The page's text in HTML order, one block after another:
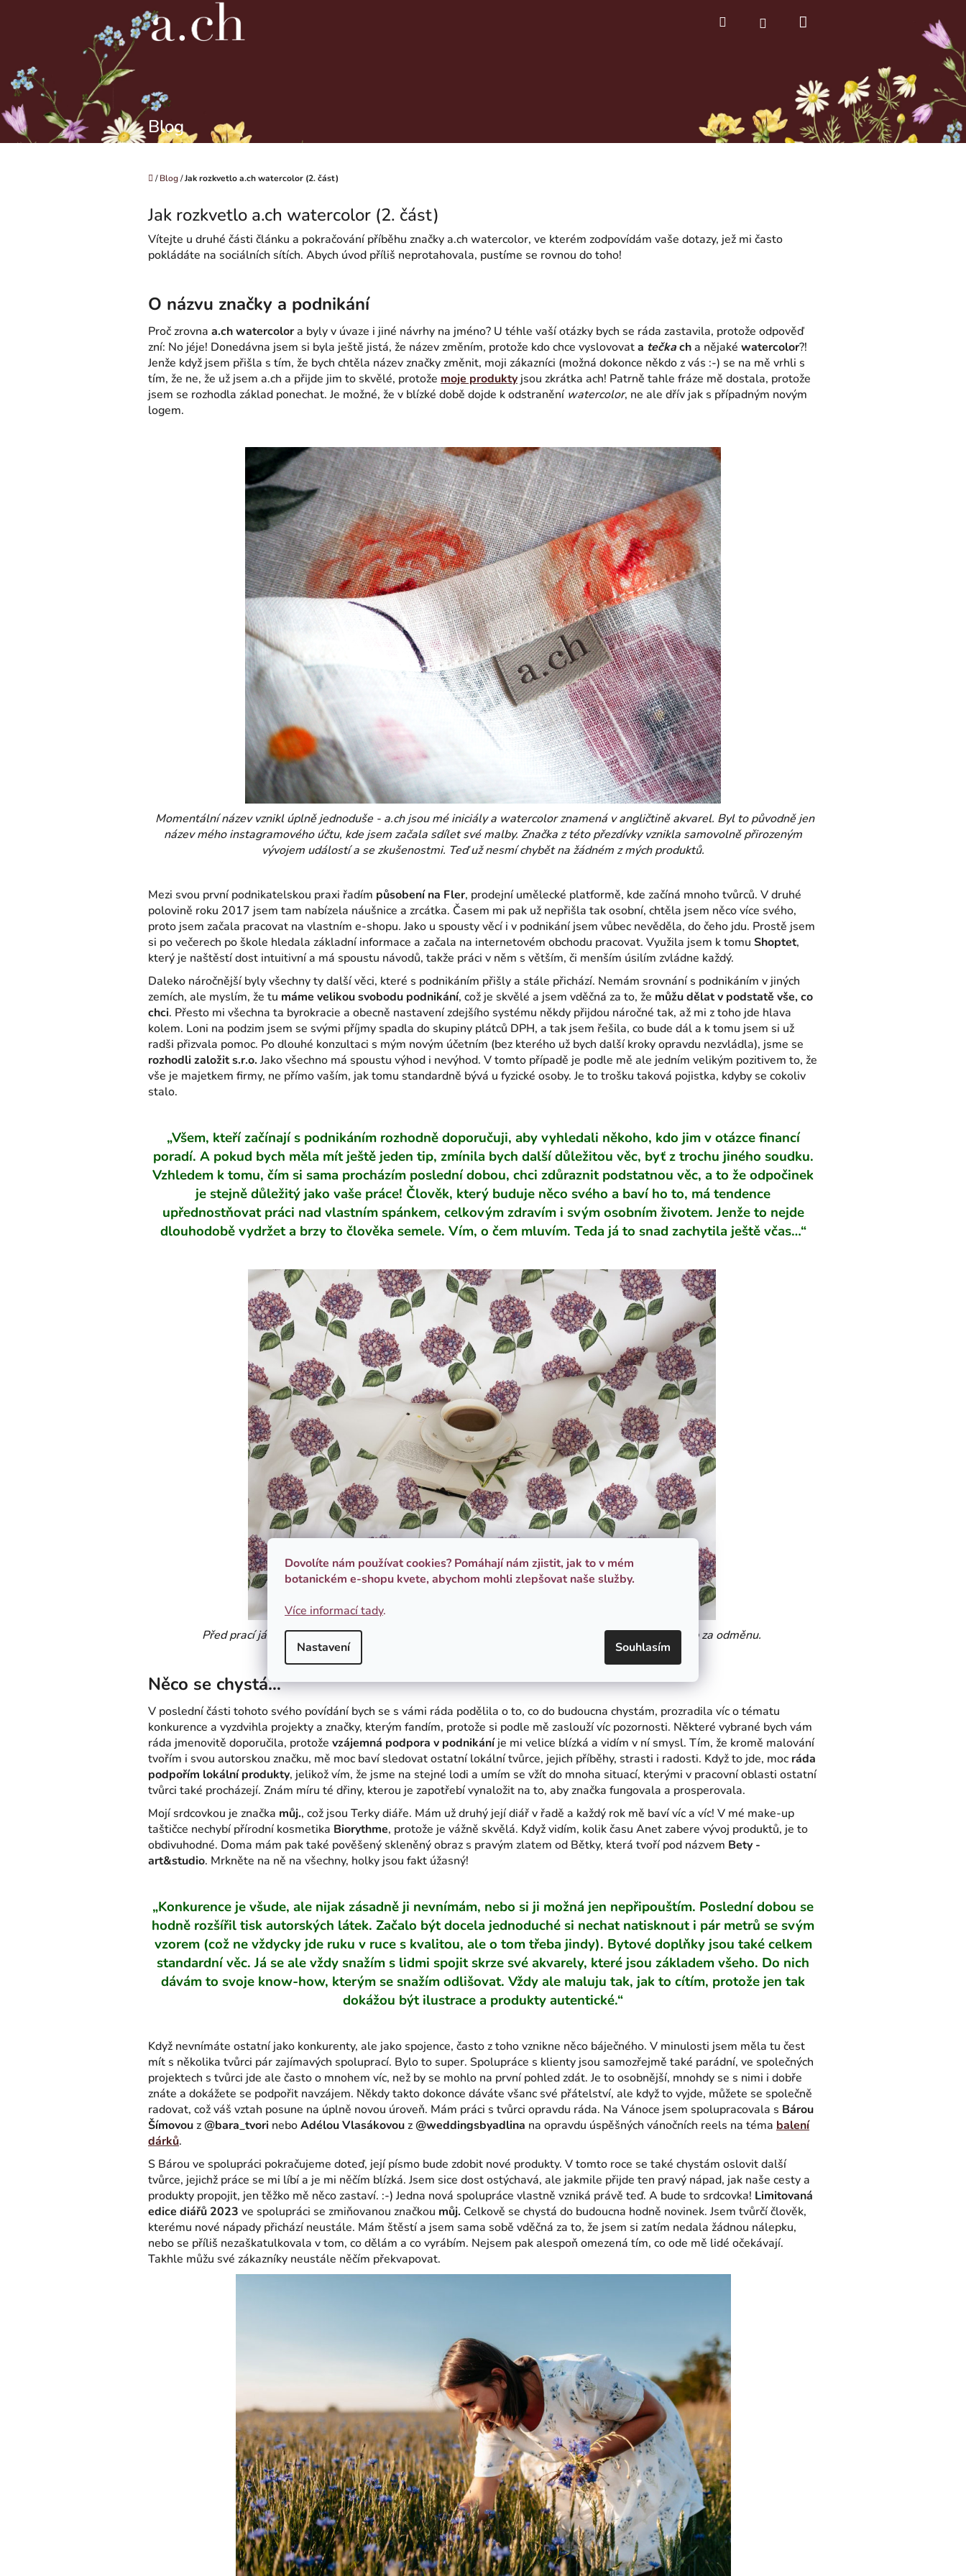
Dovolíte nám používat cookies? Pomáhají nám zjistit, jak to v mém
botanickém e-shopu kvete, abychom mohli zlepšovat naše služby.
Více informací tady.
Nastavení Souhlasím
Hledat Přihlášení
Blog
Domů
/ Blog/Jak rozkvetlo a.ch watercolor (2. část)
Jak rozkvetlo a.ch watercolor (2. část)
Vítejte u druhé části článku a pokračování příběhu značky a.ch watercolor, ve kterém zodpovídám vaše dotazy, jež mi často
pokládáte na sociálních sítích. Abych úvod příliš neprotahovala, pustíme se rovnou do toho!
O názvu značky a podnikání
Proč zrovna a.ch watercolora byly v úvaze i jiné návrhy na jméno? U téhle vaší otázky bych se ráda zastavila, protože odpověď
zní: No jéje! Donedávna jsem si byla ještě jistá, že název změním, protože kdo chce vyslovovata tečkacha nějaké watercolor?!
Jenže když jsem přišla s tím, že bych chtěla název značky změnit, moji zákazníci (možná dokonce někdo z vás :-) se na mě vrhli s
tím, že ne, že už jsem a.ch a přijde jim to skvělé, protože moje produkty jsou zkrátka ach! Patrně tahle fráze mě dostala, protože
jsem se rozhodla základ ponechat. Je možné, že v blízké době dojde k odstranění watercolor, ne ale dřív jak s případným novým
logem.
Momentální název vznikl úplně jednoduše - a.ch jsou mé iniciály a watercolor znamená v angličtině akvarel. Byl to původně jen
název mého instagramového účtu, kde jsem začala sdílet své malby. Značka z této přezdívky vznikla samovolně přirozeným
vývojem událostí a se zkušenostmi. Teď už nesmí chybět na žádném z mých produktů.
Mezi svou první podnikatelskou praxi řadím působení na Fler, prodejní umělecké platformě, kde začíná mnoho tvůrců. V druhé
polovině roku 2017 jsem tam nabízela náušnice a zrcátka. Časem mi pak už nepřišla tak osobní, chtěla jsem něco více svého,
proto jsem začala pracovat na vlastním e-shopu. Jako u spousty věcí i v podnikání jsem vůbec nevěděla, do čeho jdu. Prostě jsem
si po večerech po škole hledala základní informace a začala na internetovém obchodu pracovat. Využila jsem k tomu Shoptet,
který je naštěstí dost intuitivní a má spoustu návodů, takže práci v něm s větším, či menším úsilím zvládne každý.
Daleko náročnější byly všechny ty další věci, které s podnikáním přišly a stále přichází. Nemám srovnání s podnikáním v jiných
zemích, ale myslím, že tu máme velikou svobodu podnikání, což je skvělé a jsem vděčná za to, že můžu dělat v podstatě vše, co
chci. Přesto mi všechna ta byrokracie a obecně nastavení zdejšího systému někdy přijdou náročné tak, až mi z toho jde hlava
kolem. Loni na podzim jsem se svými příjmy spadla do skupiny plátců DPH, a tak jsem řešila, co bude dál a k tomu jsem si už
radši přizvala pomoc. Po dlouhé konzultaci s mým novým účetním (bez kterého už bych další kroky opravdu nezvládla), jsme se
rozhodli založits.r.o.Jako všechno má spoustu výhod i nevýhod. V tomto případě je podle mě ale jedním velikým pozitivem to, že
vše je majetkem firmy, ne přímo vaším, jak tomu standardně bývá u fyzické osoby. Je to trošku taková pojistka, kdyby se cokoliv
stalo.
„Všem, kteří začínají s podnikáním rozhodně doporučuji, aby vyhledali někoho, kdo jim v otázce financí
poradí. A pokud bych měla mít ještě jeden tip, zmínila bych další důležitou věc, byť z trochu jiného soudku.
Vzhledem k tomu, čím si sama procházím poslední dobou, chci zdůraznit podstatnou věc, a to že odpočinek
je stejně důležitý jako vaše práce! Člověk, který buduje něco svého a baví ho to, má tendence
upřednostňovat práci nad vlastním spánkem, celkovým zdravím i svým osobním životem. Jenže to nejde
dlouhodobě vydržet a brzy to člověka semele. Vím, o čem mluvím. Teda já to snad zachytila ještě včas…“
Před prací já se neschovám ani v posteli. Možnost odpočívat ve vlastním povlečeníje ovšem job za odměnu.
Něco se chystá…
V poslední části tohoto svého povídání bych se s vámi ráda podělila o to, co do budoucna chystám, prozradila víc o tématu
konkurence a vyzdvihla projekty a značky, kterým fandím, protože si podle mě zaslouží víc pozornosti. Některé vybrané bych vám
ráda jmenovitě doporučila, protože vzájemná podpora v podnikáníje mi velice blízká a vidím v ní smysl. Tím, že kromě malování
tvořím i svou autorskou značku, mě moc baví sledovat ostatní lokální tvůrce, jejich příběhy, strasti i radosti. Když to jde, moc ráda
podpořím lokální produkty, jelikož vím, že jsme na stejné lodi a umím se vžít do mnoha situací, kterými v pracovní oblasti ostatní
tvůrci také procházejí. Znám míru té dřiny, kterou je zapotřebí vynaložit na to, aby značka fungovala a prosperovala.
Mojí srdcovkou je značka můj., což jsou Terky diáře. Mám už druhý její diář v řadě a každý rok mě baví víc a víc! V mé make-up
taštičce nechybí přírodní kosmetika Biorythme, protože je vážně skvělá. Když vidím, kolik času Anet zabere vývoj produktů, je to
obdivuhodné. Doma mám pak také pověšený skleněný obraz s pravým zlatem od Bětky, která tvoří pod názvem Bety -
art&studio. Mrkněte na ně na všechny, holky jsou fakt úžasný!
„Konkurence je všude, ale nijak zásadně ji nevnímám, nebo si ji možná jen nepřipouštím. Poslední dobou se
hodně rozšířil tisk autorských látek. Začalo být docela jednoduché si nechat natisknout i pár metrů se svým
vzorem (což ne vždycky jde ruku v ruce s kvalitou, ale o tom třeba jindy). Bytové doplňky jsou také celkem
standardní věc. Já se ale vždy snažím s lidmi spojit skrze své akvarely, které jsou základem všeho. Do nich
dávám to svoje know-how, kterým se snažím odlišovat. Vždy ale maluju tak, jak to cítím, protože jen tak
dokážou být ilustrace a produkty autentické.“
Když nevnímáte ostatní jako konkurenty, ale jako spojence, často z toho vznikne něco báječného. V minulosti jsem měla tu čest
mít s několika tvůrci pár zajímavých spoluprací. Bylo to super. Spolupráce s klienty jsou samozřejmě také parádní, ve společných
projektech s tvůrci jde ale často o mnohem víc, než by se mohlo na první pohled zdát. Je to osobnější, mnohdy se s nimi i dobře
znáte a dokážete se podpořit navzájem. Někdy takto dokonce dáváte všanc své přátelství, ale když to vyjde, můžete se společně
radovat, což váš vztah posune na úplně novou úroveň. Mám práci s tvůrci opravdu ráda. Na Vánoce jsem spolupracovala s Bárou
Šímovouz@bara_tvori neboAdélou Vlasákovouz@weddingsbyadlina na opravdu úspěšných vánočních reels na téma balení
dárků.
S Bárou ve spolupráci pokračujeme doteď, její písmo bude zdobit nové produkty. V tomto roce se také chystám oslovit další
tvůrce, jejichž práce se mi líbí a je mi něčím blízká. Jsem sice dost ostýchavá, ale jakmile přijde ten pravý nápad, jak naše cesty a
produkty propojit, jen těžko mě něco zastaví. :-) Jedna nová spolupráce vlastně vzniká právě teď. A bude to srdcovka! Limitovaná
edice diářů 2023 ve spolupráci se zmiňovanou značkou můj. Celkově se chystá do budoucna hodně novinek. Jsem tvůrčí člověk,
kterému nové nápady přichází neustále. Mám štěstí a jsem sama sobě vděčná za to, že jsem si zatím nedala žádnou nálepku,
nebo se příliš nezaškatulkovala v tom, co dělám a co vyrábím. Nejsem pak alespoň omezená tím, co ode mě lidé očekávají.
Takhle můžu své zákazníky neustále něčím překvapovat.